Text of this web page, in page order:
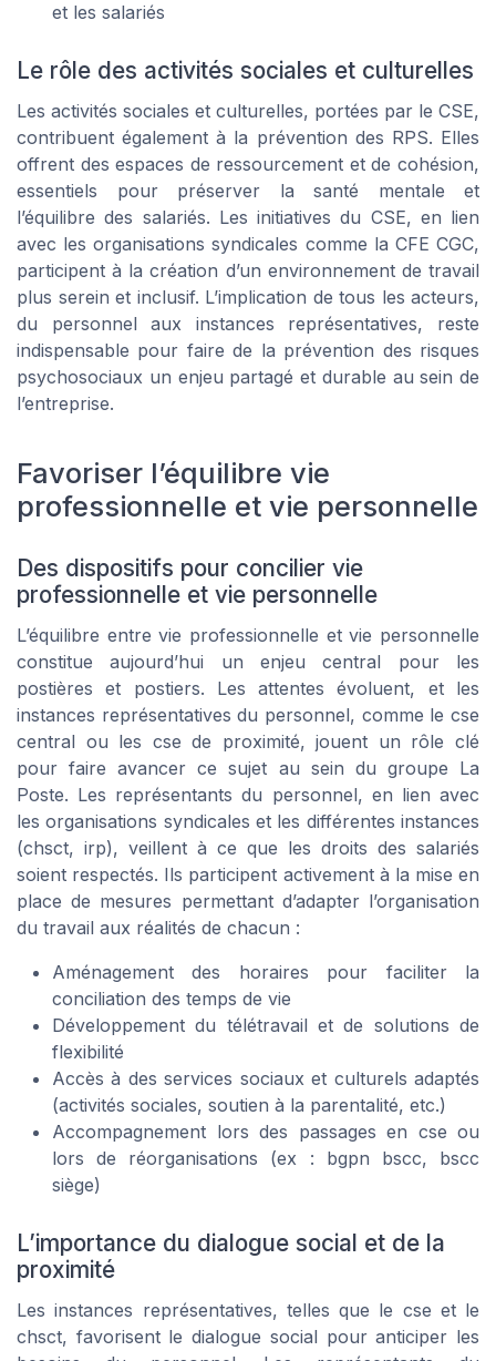
et les salariés
Le rôle des activités sociales et culturelles
Les activités sociales et culturelles, portées par le CSE,
contribuent également à la prévention des RPS. Elles
offrent des espaces de ressourcement et de cohésion,
essentiels pour préserver la santé mentale et
l’équilibre des salariés. Les initiatives du CSE, en lien
avec les organisations syndicales comme la CFE CGC,
participent à la création d’un environnement de travail
plus serein et inclusif. L’implication de tous les acteurs,
du personnel aux instances représentatives, reste
indispensable pour faire de la prévention des risques
psychosociaux un enjeu partagé et durable au sein de
l’entreprise.
Favoriser l’équilibre vie
professionnelle et vie personnelle
Des dispositifs pour concilier vie
professionnelle et vie personnelle
L’équilibre entre vie professionnelle et vie personnelle
constitue aujourd’hui un enjeu central pour les
postières et postiers. Les attentes évoluent, et les
instances représentatives du personnel, comme le cse
central ou les cse de proximité, jouent un rôle clé
pour faire avancer ce sujet au sein du groupe La
Poste. Les représentants du personnel, en lien avec
les organisations syndicales et les différentes instances
(chsct, irp), veillent à ce que les droits des salariés
soient respectés. Ils participent activement à la mise en
place de mesures permettant d’adapter l’organisation
du travail aux réalités de chacun :
Aménagement des horaires pour faciliter la
conciliation des temps de vie
Développement du télétravail et de solutions de
flexibilité
Accès à des services sociaux et culturels adaptés
(activités sociales, soutien à la parentalité, etc.)
Accompagnement lors des passages en cse ou
lors de réorganisations (ex : bgpn bscc, bscc
siège)
L’importance du dialogue social et de la
proximité
Les instances représentatives, telles que le cse et le
chsct, favorisent le dialogue social pour anticiper les